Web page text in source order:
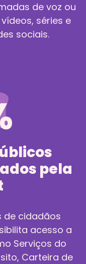
de voz ou
séries e
sociais.
pela
de cidadãos
acesso a
Serviços do
Carteira de